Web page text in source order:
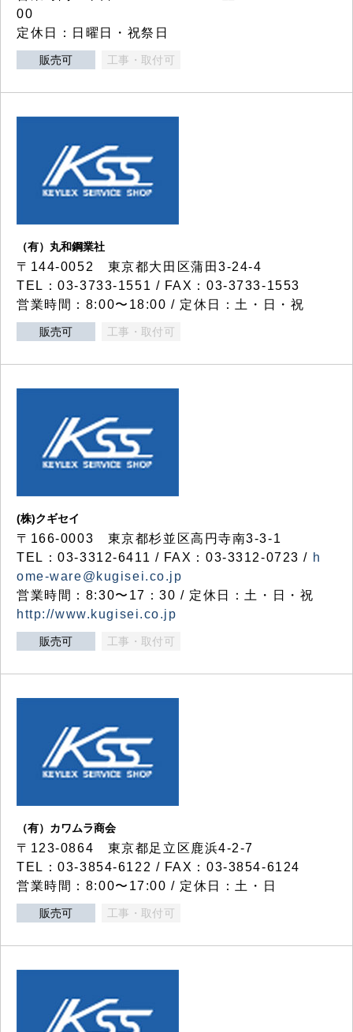
00
定休日：日曜日・祝祭日
販売可 工事・取付可
（有）丸和鋼業社
〒144-0052 東京都大田区蒲田3-24-4
TEL：03-3733-1551 / FAX：03-3733-1553
営業時間：8:00〜18:00 / 定休日：土・日・祝
販売可 工事・取付可
(株)クギセイ
〒166-0003 東京都杉並区高円寺南3-3-1
TEL：03-3312-6411 / FAX：03-3312-0723 / h
ome-ware@kugisei.co.jp
営業時間：8:30〜17：30 / 定休日：土・日・祝
http://www.kugisei.co.jp
販売可 工事・取付可
（有）カワムラ商会
〒123-0864 東京都足立区鹿浜4-2-7
TEL：03-3854-6122 / FAX：03-3854-6124
営業時間：8:00〜17:00 / 定休日：土・日
販売可 工事・取付可